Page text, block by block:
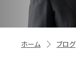
ホーム ブログ